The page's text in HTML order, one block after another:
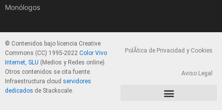
Monólogos
© Contenidos bajo licencia Creative
Commons (CC) 1995-2022 Color Vivo
Internet, SLU (Medios y Redes online).
Otros contenidos se cita fuente.
Infraestructura cloud servidores
dedicados de Stackscale.
PolÃ­tica de Privacidad y Cookies
Aviso Legal